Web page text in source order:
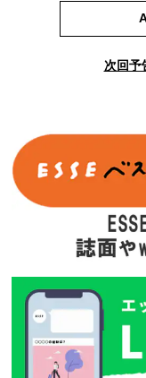
次回予